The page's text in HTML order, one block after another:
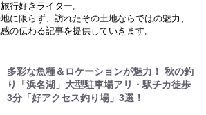
行好きライター。
に限らず、訪れたその土地ならではの魅力、
の伝わる記事を提供していきます。
多彩な魚種＆ロケーションが魅力！ 秋の釣
り「浜名湖」大型駐車場アリ・駅チカ徒歩
3分「好アクセス釣り場」3選！